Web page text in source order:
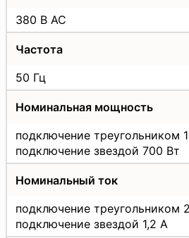
380 В АС
Частота
50 Гц
Номинальная мощность
подключение треугольником
подключение звездой 700 Вт
Номинальный ток
подключение треугольником
подключение звездой 1,2 А